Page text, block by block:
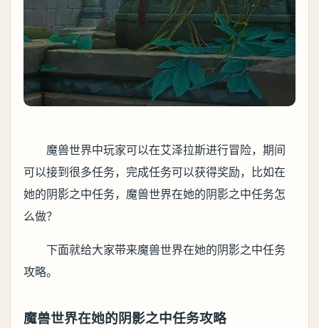
魔兽世界中玩家可以在艾泽拉斯进行冒险，期间
可以接到很多任务，完成任务可以获得奖励，比如在
她的阴影之中任务，魔兽世界在她的阴影之中任务怎
么做？
下面就给大家带来魔兽世界在她的阴影之中任务
攻略。
魔兽世界在她的阴影之中任务攻略